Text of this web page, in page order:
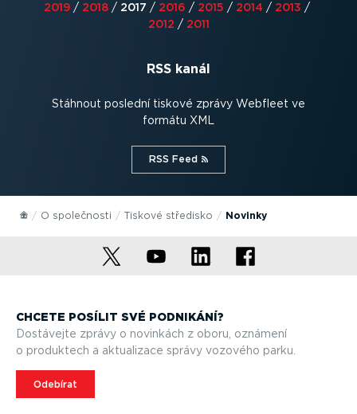
2019 / 2018 / 2017 / 2016 / 2015 / 2014 / 2013 /
2012 / 2011
RSS kanál
Stáhnout poslední tiskové zprávy Webfleet ve
formátu XML
RSS Feed⁠
O společnosti Tiskové středisko Novinky
CHCETE POSÍLIT SVÉ PODNIKÁNÍ?
Dostávejte zprávy o novinkách z oboru, oznámení
o produktech a aktualizace správy vozového parku.
Odebírat